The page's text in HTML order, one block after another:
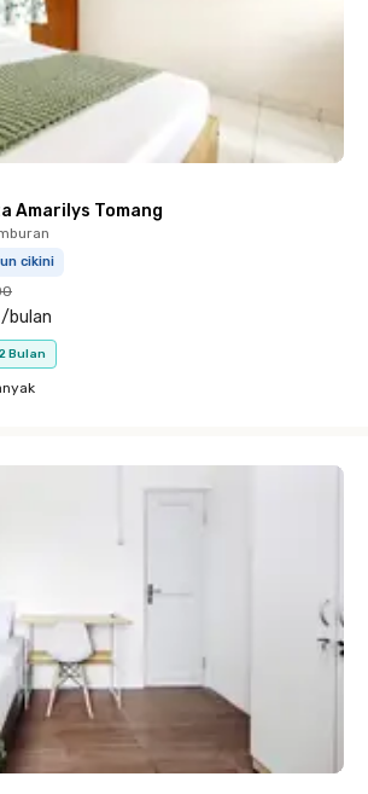
Amarilys Tomang
cikini
/bulan
Bulan